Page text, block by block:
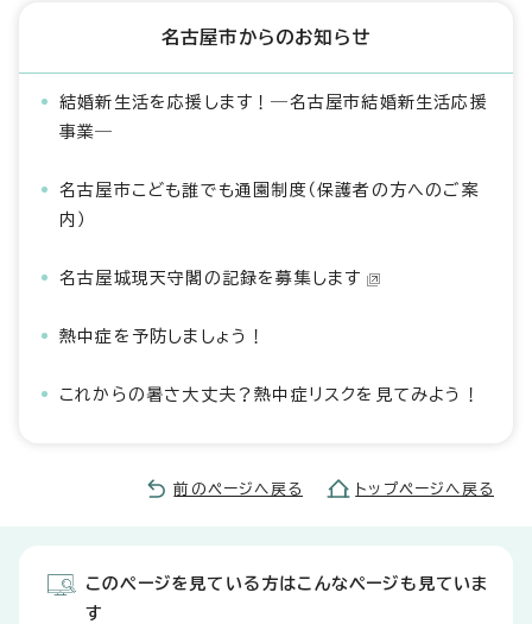
名古屋市からのお知らせ
結婚新生活を応援します！―名古屋市結婚新生活応援
事業―
名古屋市こども誰でも通園制度（保護者の方へのご案
内）
名古屋城現天守閣の記録を募集します
熱中症を予防しましょう！
これからの暑さ大丈夫？熱中症リスクを見てみよう！
前のページへ戻る トップページへ戻る
このページを見ている方はこんなページも見ていま
す